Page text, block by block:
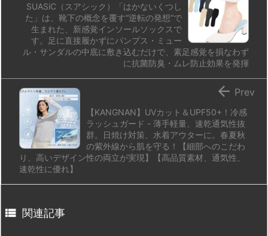
SUASiC（スアシック）「はかないくつし
た」は、靴下の概念を覆す“逆転の発想”で
生まれた、新感覚インソールソックスで
す。足に直接履かずにパンプス・ミュー
ル・サンダルの中底に敷き込むだけで、素足感覚を損なわず
に抗菌防臭・ムレ防止効果を発揮
【KANGNAN】UVカット＆UPF50+！冷感
ラッシュガード - 薄手軽量、速乾通気性抜
群。日焼け対策、水着アウターに。春夏秋
の紫外線から肌を守る！【細部へのこだわ
り、高いデザイン性の両立が実現】【高品質素材、通気性、
速乾性に優れ】
 Prev
 関連記事